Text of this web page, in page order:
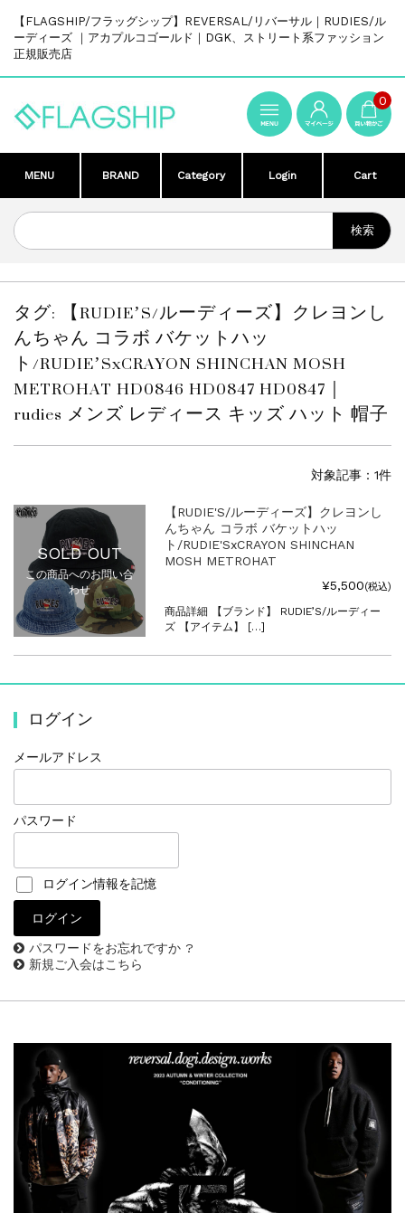
【FLAGSHIP/フラッグシップ】REVERSAL/リバーサル｜RUDIES/ル
ーディーズ ｜アカプルコゴールド｜DGK、ストリート系ファッション
正規販売店
0
MENU BRAND Category Login Cart
タグ: 【RUDIE’S/ルーディーズ】クレヨンし
んちゃん コラボ バケットハッ
ト/RUDIE’SxCRAYON SHINCHAN MOSH
METROHAT HD0846 HD0847 HD0847｜
rudies メンズ レディース キッズ ハット 帽子
対象記事：1件
SOLD OUT
この商品へのお問い合
わせ
【RUDIE'S/ルーディーズ】クレヨンし
んちゃん コラボ バケットハッ
ト/RUDIE'SxCRAYON SHINCHAN
MOSH METROHAT
¥5,500(税込)
商品詳細 【ブランド】 RUDIE’S/ルーディー
ズ 【アイテム】 […]
ログイン
メールアドレス
パスワード
ログイン情報を記憶
パスワードをお忘れですか ?
新規ご入会はこちら